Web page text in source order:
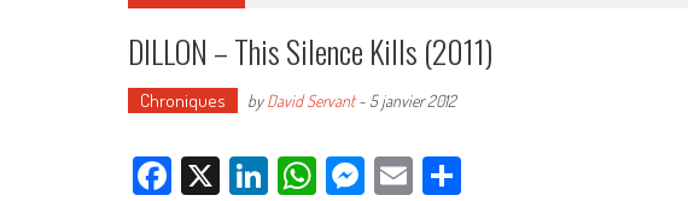
DILLON – This Silence Kills (2011)
Chroniques byDavid Servant- 5 janvier 2012
Facebook
X LinkedIn
WhatsApp
Messenger
Email